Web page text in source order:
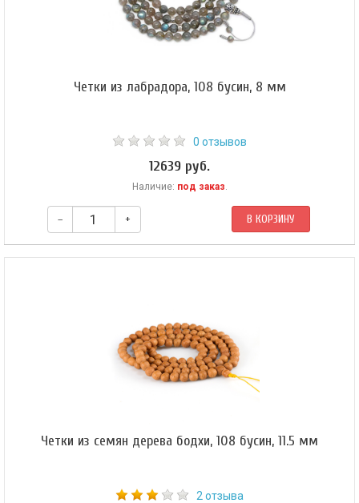
Четки из лабрадора, 108 бусин, 8 мм
0 отзывов
12639 руб.
Наличие: под заказ.
– + В КОРЗИНУ
Классические буддийские четки из лабрадора. Форма бусин — шар 8 мм.
Четки из семян дерева бодхи, 108 бусин, 11.5 мм
2 отзыва